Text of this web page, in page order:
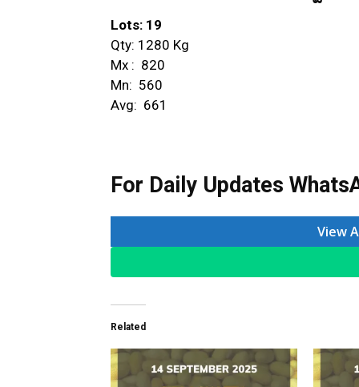
Lots: 19
Qty: 1280 Kg
Mx : ₹ 820
Mn: ₹ 560
Avg: ₹ 661
For Daily Updates
View
Related